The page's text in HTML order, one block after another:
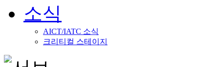
AICT/IATC 소식
크리티컬 스테이지